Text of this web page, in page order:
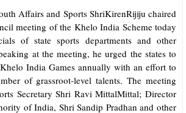
Affairs and Sports ShriKirenRijiju chaired
meeting of the Khelo India Scheme today
of state sports departments and other
at the meeting, he urged the states to
India Games annually with an effort to
of grassroot-level talents. The meeting
Secretary Shri Ravi MittalMittal; Director
of India, Shri Sandip Pradhan and other